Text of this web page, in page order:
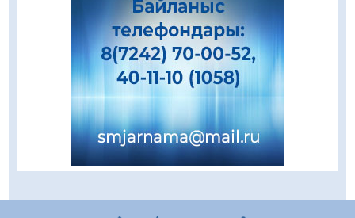
Даналықтың шырағданы, ой-сананың
шамшырағы
08.08.2026
Кенеге қарсы залалсыздандыру жұмыстары
жүргізілуде
07.08.2026